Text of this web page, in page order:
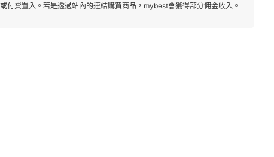
付費置入。若是透過站內的連結購買商品，mybest會獲得部分佣金收入。